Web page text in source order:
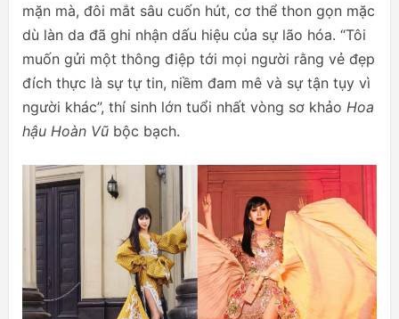
mặn mà, đôi mắt sâu cuốn hút, cơ thể thon gọn mặc
dù làn da đã ghi nhận dấu hiệu của sự lão hóa. “Tôi
muốn gửi một thông điệp tới mọi người rằng vẻ đẹp
đích thực là sự tự tin, niềm đam mê và sự tận tụy vì
người khác”, thí sinh lớn tuổi nhất vòng sơ khảo Hoa
hậu Hoàn Vũ bộc bạch.